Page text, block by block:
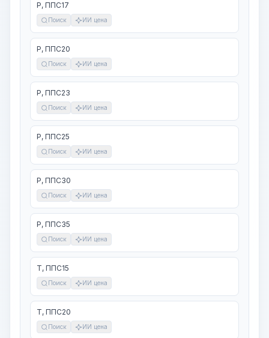
Р, ППС17
Поиск ИИ цена
Р, ППС20
Поиск ИИ цена
Р, ППС23
Поиск ИИ цена
Р, ППС25
Поиск ИИ цена
Р, ППС30
Поиск ИИ цена
Р, ППС35
Поиск ИИ цена
Т, ППС15
Поиск ИИ цена
Т, ППС20
Поиск ИИ цена